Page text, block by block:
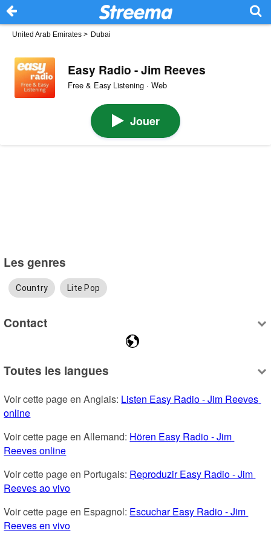
United Arab Emirates > Dubai
Easy Radio - Jim Reeves
Free & Easy Listening · Web
Jouer
Les genres
Country Lite Pop
Contact
Toutes les langues
Voir cette page en Anglais: Listen Easy Radio - Jim Reeves
online
Voir cette page en Allemand: Hören Easy Radio - Jim
Reeves online
Voir cette page en Portugais: Reproduzir Easy Radio - Jim
Reeves ao vivo
Voir cette page en Espagnol: Escuchar Easy Radio - Jim
Reeves en vivo